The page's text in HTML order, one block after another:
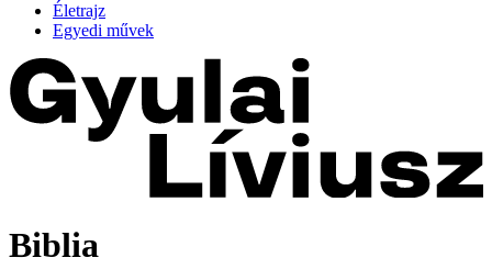
Életrajz
Egyedi művek
Biblia